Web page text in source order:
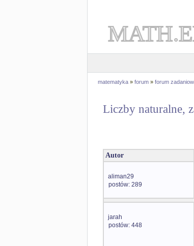
matematyka » forum » forum
Liczby naturalne,
Autor
aliman29
postów: 289
jarah
postów: 448